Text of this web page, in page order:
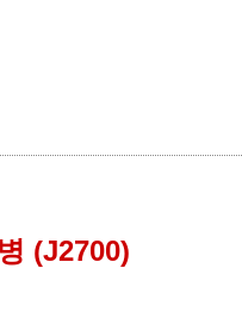
(J2700)